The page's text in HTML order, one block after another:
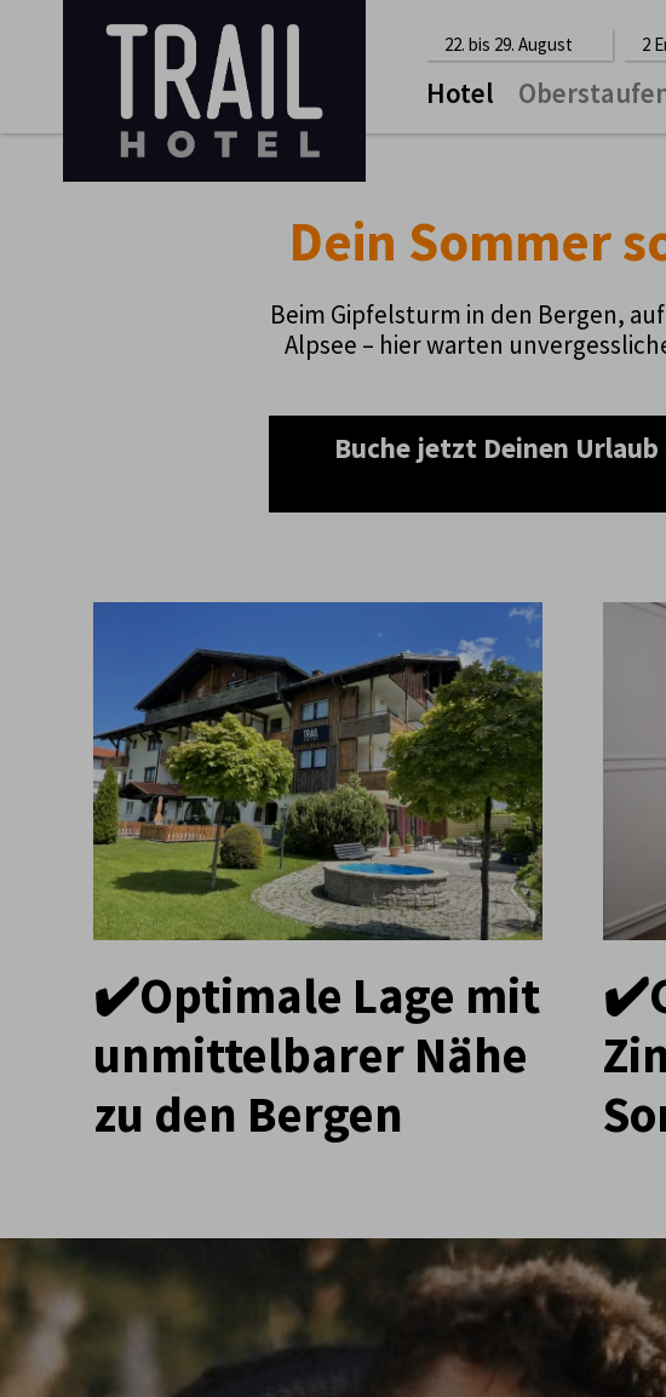
22. bis 29. August 2
Hotel
Dein Sommer
Beim Gipfelsturm in den Bergen,
Alpsee – hier warten
Buche jetzt Deinen Urlaub
✔️Optimale Lage mit
unmittelbarer Nähe
zu den Bergen